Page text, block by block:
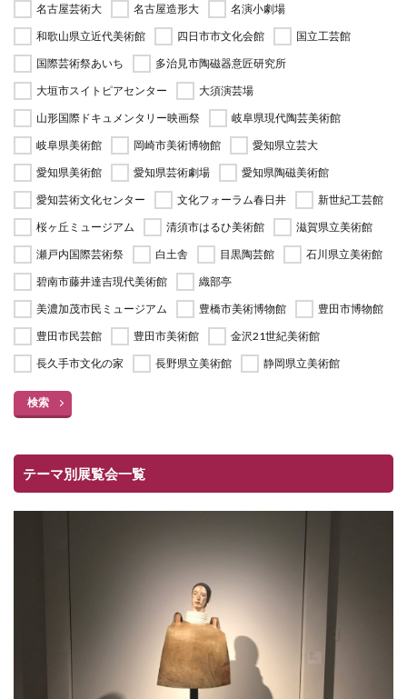
名古屋芸術大
名古屋造形大
名演小劇場
和歌山県立近代美術館
四日市市文化会館
国立工芸館
国際芸術祭あいち
多治見市陶磁器意匠研究所
大垣市スイトピアセンター
大須演芸場
山形国際ドキュメンタリー映画祭
岐阜県現代陶芸美術館
岐阜県美術館
岡崎市美術博物館
愛知県立芸大
愛知県美術館
愛知県芸術劇場
愛知県陶磁美術館
愛知芸術文化センター
文化フォーラム春日井
新世紀工芸館
桜ヶ丘ミュージアム
清須市はるひ美術館
滋賀県立美術館
瀬戸内国際芸術祭
白土舎 目黒陶芸館
石川県立美術館
碧南市藤井達吉現代美術館
織部亭
美濃加茂市民ミュージアム
豊橋市美術博物館
豊田市博物館
豊田市民芸館
豊田市美術館
金沢21世紀美術館
長久手市文化の家
長野県立美術館 静岡県立美術館
検索
テーマ別展覧会一覧